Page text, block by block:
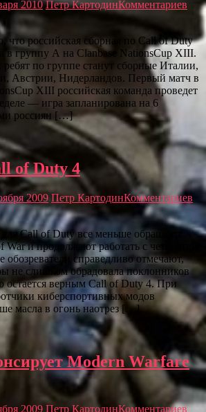
2010 Петр КартодинКомментариев
что российская сборная по Call of Duty
в группу А на Clanbase NationsCup XIII.
по группе станут сборные Италии,
Австрии, Нидерландов. Первый матч в
XIII российская команда проведет
— игра запланирована на 6
россиян […]
of Duty 4
2009 Петр КартодинКомментариев
Call of Duty все меньше обращают
и продолжают работать с четвертой
обозреватели справедливо отмечают,
не слишком обрадовала поклонников
остается верным Call of Duty 4. При
киберспортивных модов
масла в огонь наотрез […]
Modern Warfare
2009 Петр КартодинКомментариев